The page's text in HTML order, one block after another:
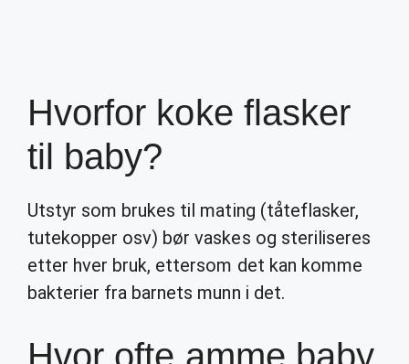
Hvorfor koke flasker
til baby?
Utstyr som brukes til mating (tåteflasker,
tutekopper osv) bør vaskes og steriliseres
etter hver bruk, ettersom det kan komme
bakterier fra barnets munn i det.
Hvor ofte amme baby